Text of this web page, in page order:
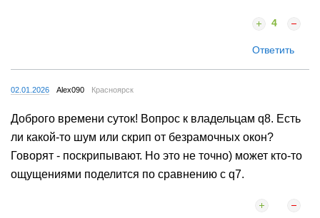
4
Ответить
02.01.2026 Alex090 Красноярск
Доброго времени суток! Вопрос к владельцам q8. Есть
ли какой-то шум или скрип от безрамочных окон?
Говорят - поскрипывают. Но это не точно) может кто-то
ощущениями поделится по сравнению с q7.